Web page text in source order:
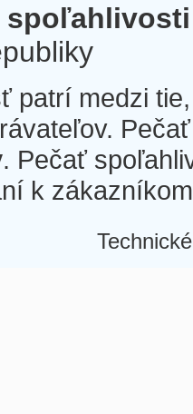
spoľahlivosti
patrí medzi
. Pečať
k